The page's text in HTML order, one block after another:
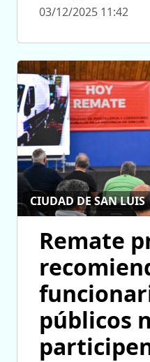
03/12/2025 11:42
CIUDAD DE SAN LUIS
Remate
públicos